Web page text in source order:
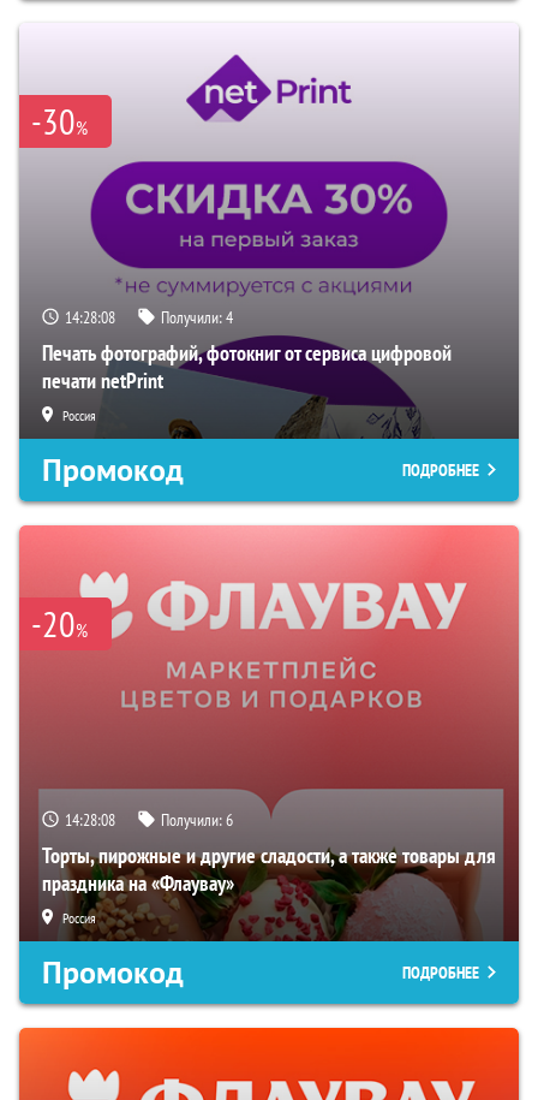
-30%
14:28:07 Получили:4
Печать фотографий, фотокниг от сервиса цифровой
печати netPrint
Россия
Промокод ПОДРОБНЕЕ
-20%
14:28:07 Получили:6
Торты, пирожные и другие сладости, а также товары для
праздника на «Флаувау»
Россия
Промокод ПОДРОБНЕЕ